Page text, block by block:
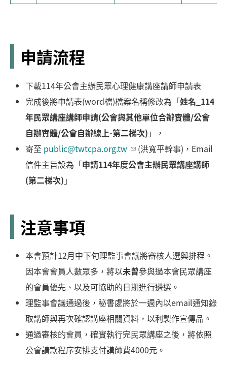
申請流程
下載114年公會主辦民眾心理健康講座講師申請表
完成後將申請表(word檔)檔案名稱修改為「姓名_114
年民眾講座講師申請(公會與其他單位合辦實體/公會
自辦實體/公會自辦線上-第二梯次) 」，
寄至 public@twtcpa.org.tw
(洪寬平幹事)，Email
信件主旨設為「申請114年度公會主辦民眾講座講師
(第二梯次) 」
注意事項
本會預計12月中下旬理監事會議將審核人選與排程。
因本會會員人數眾多，將以未曾參與過本會民眾講座
的會員優先、以及可協助的日期進行遴選。
理監事會議通過後，秘書處將於一週內以email通知錄
取講師與再次確認講座相關資料，以利製作宣傳品。
通過審核的會員，確實執行完民眾講座之後，將依照
公會請款程序安排支付講師費4000元。